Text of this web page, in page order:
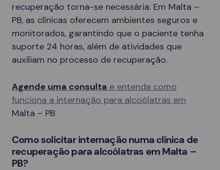
recuperação torna-se necessária. Em Malta –
PB, as clínicas oferecem ambientes seguros e
monitorados, garantindo que o paciente tenha
suporte 24 horas, além de atividades que
auxiliam no processo de recuperação.
Agende uma consulta e entenda como
funciona a internação para alcoólatras em
Malta – PB
Como solicitar internação numa clínica de
recuperação para alcoólatras em Malta –
PB?